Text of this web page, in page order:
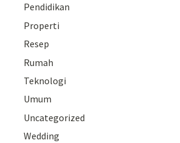
Pendidikan
Properti
Resep
Rumah
Teknologi
Umum
Uncategorized
Wedding